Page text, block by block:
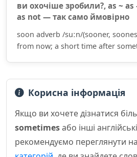
ви охочіше зробили?, as ~ as
as not — так само ймовірно
soon adverb /suːn/(sooner,
from now; a short time after
Корисна інформація
Якщо ви хочете дізнатися
sometimesабо інші
рекомендуємо переглянути